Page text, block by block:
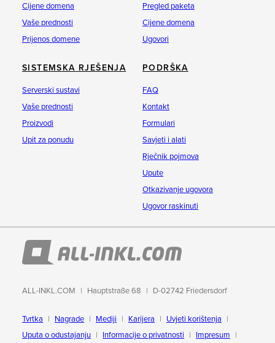
Cijene domena
Vaše prednosti
Prijenos domene
Pregled paketa
Cijene domena
Ugovori
SISTEMSKA RJEŠENJA
Serverski sustavi
Vaše prednosti
Proizvodi
Upit za ponudu
PODRŠKA
FAQ
Kontakt
Formulari
Savjeti i alati
Rječnik pojmova
Upute
Otkazivanje ugovora
Ugovor raskinuti
ALL-INKL.COM Hauptstraße 68 D-02742 Friedersdorf
Tvrtka Nagrade Mediji Karijera
Uvjeti korištenja
Uputa o odustajanju
Informacije o privatnosti Impresum